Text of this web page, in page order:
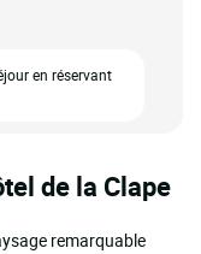
en réservant
de la Clape
remarquable